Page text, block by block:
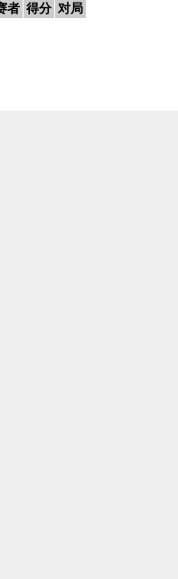
者 得分 对局